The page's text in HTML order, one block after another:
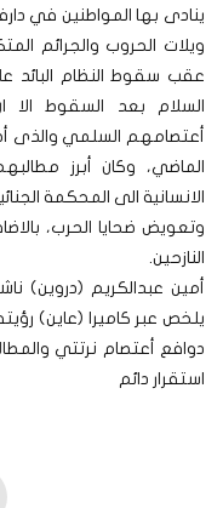
ينادى بها المواطنين في
ويلات الحروب والجرائم
عقب سقوط النظام البائد
السلام بعد السقوط الا
أعتصامهم السلمي والذى
الماضي، وكان أبرز
الانسانية الى المحكمة
وتعويض ضحايا الحرب،
النازحين.
أمين عبدالكريم (دروين)
يلخص عبر كاميرا (عاين)
دوافع أعتصام نرتتي
استقرار دائم